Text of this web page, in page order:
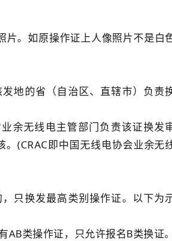
。如原操作证上人像照片不是白
地的省（自治区、直辖市）负责
余无线电主管部门负责该证换发
。(CRAC即中国无线电协会业余无
只换发最高类别操作证。以下为
AB类操作证，只允许报名B类换证